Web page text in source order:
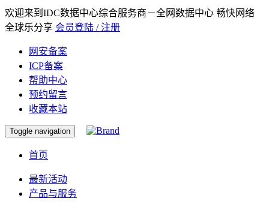
欢迎来到IDC数据中心综合服务商－全网数据中心 畅快网络
全球乐分享 会员登陆 / 注册
网安备案
ICP备案
帮助中心
预约留言
收藏本站
Toggle navigation
首页
最新活动
产品与服务